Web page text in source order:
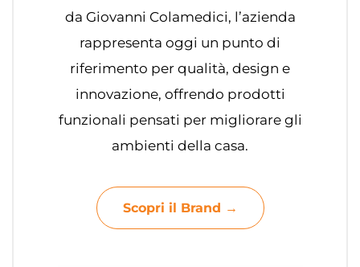
da Giovanni Colamedici, l’azienda
rappresenta oggi un punto di
riferimento per qualità, design e
innovazione, offrendo prodotti
funzionali pensati per migliorare gli
ambienti della casa.
Scopri il Brand →